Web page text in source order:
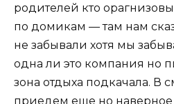
родителей кто
по домикам — там нам
не забывали хотя мы
одна ли это компания но
зона отдыха подкачала. В
приедем еще но